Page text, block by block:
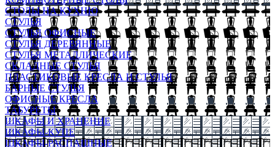
СТОЛЫ НА КУХНЮ
СТУЛЬЯ
СТУЛЬЯ ОФИСНЫЕ
СТУЛЬЯ ДЕРЕВЯННЫЕ
СТУЛЬЯ МЕТАЛЛИЧЕСКИЕ
СКЛАДНЫЕ СТУЛЬЯ
ПЛАСТИКОВЫЕ КРЕСЛА И СТУЛЬЯ
БАРНЫЕ СТУЛЬЯ
ОФИСНЫЕ КРЕСЛА
ТАБУРЕТЫ
ШКАФЫ И ХРАНЕНИЕ
ШКАФЫ-КУПЕ
ШКАФЫ-РАСПАШНЫЕ